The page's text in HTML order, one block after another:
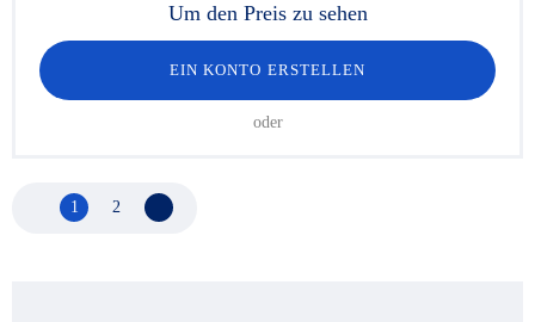
Um den Preis zu sehen
EIN KONTO ERSTELLEN
oder
1 2 Nächste Seite